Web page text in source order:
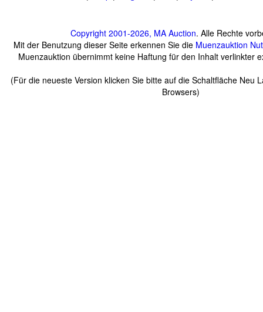
Copyright 2001-2026, MA Auction. Alle Rechte
Mit der Benutzung dieser Seite erkennen Sie die Muenzauktion
Muenzauktion übernimmt keine Haftung für den Inhalt verlinkter
(Für die neueste Version klicken Sie bitte auf die Schaltfläche Neu
Browsers)